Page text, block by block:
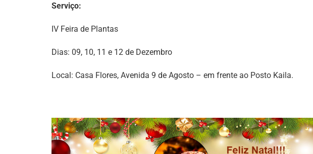
Serviço:
IV Feira de Plantas
Dias: 09, 10, 11 e 12 de Dezembro
Local: Casa Flores, Avenida 9 de Agosto – em frente ao Posto Kaila.